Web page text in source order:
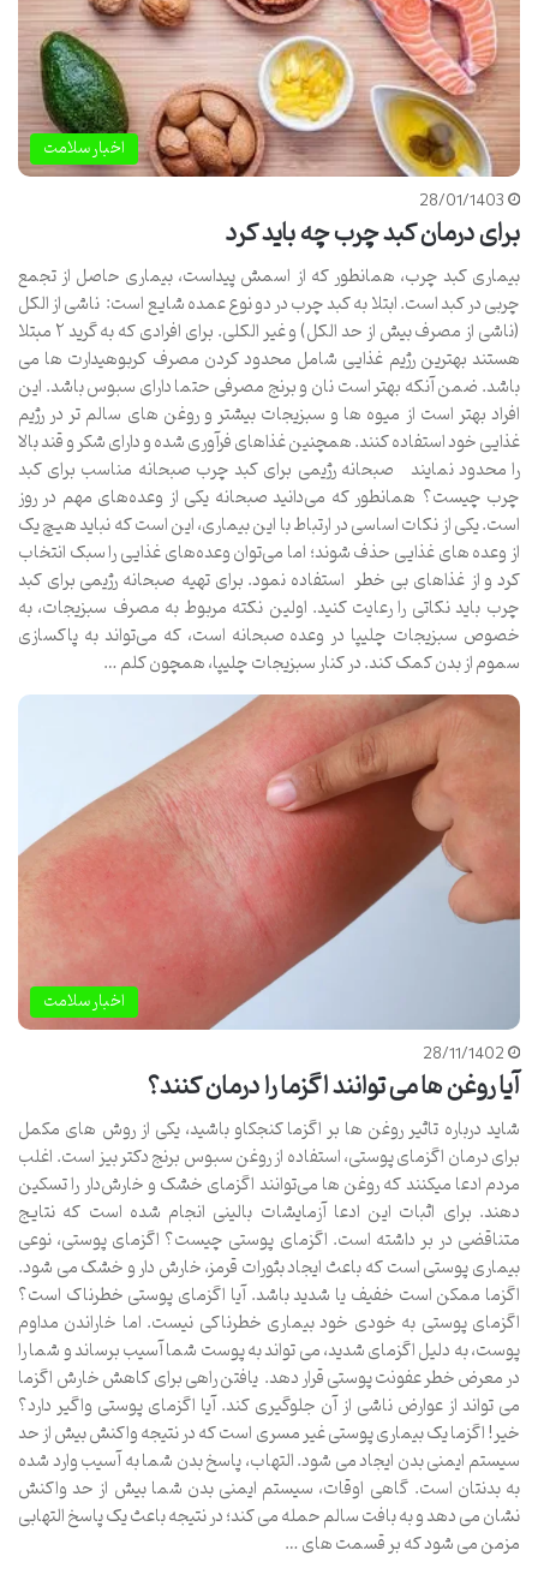
اخبار سلامت
28/01/1403
برای درمان کبد چرب چه باید کرد
بیماری کبد چرب، همانطور که از اسمش پیداست، بیماری حاصل از تجمع
چربی در کبد است. ابتلا به کبد چرب در دو نوع عمده شایع است: ناشی از الکل
(ناشی از مصرف بیش از حد الکل) و غیر الکلی. برای افرادی که به گرید ۲ مبتلا
هستند بهترین رژیم غذایی شامل محدود کردن مصرف کربوهیدارت ها می
باشد. ضمن آنکه بهتر است نان و برنج مصرفی حتما دارای سبوس باشد. این
افراد بهتر است از میوه ها و سبزیجات بیشتر و روغن های سالم تر در رژیم
غذایی خود استفاده کنند. همچنین غذاهای فرآوری شده و دارای شکر و قند بالا
را محدود نمایند صبحانه رژیمی برای کبد چرب صبحانه مناسب برای کبد
چرب چیست؟ همانطور که می‌دانید صبحانه یکی از وعده‌های مهم در روز
است. یکی از نکات اساسی در ارتباط با این بیماری، این است که نباید هیچ یک
از وعده های غذایی حذف شوند؛ اما می‌توان وعده‌های غذایی را سبک انتخاب
کرد و از غذاهای بی خطر استفاده نمود. برای تهیه صبحانه رژیمی برای کبد
چرب باید نکاتی را رعایت کنید. اولین نکته مربوط به مصرف سبزیجات، به
خصوص سبزیجات چلیپا در وعده صبحانه است، که می‌تواند به پاکسازی
سموم از بدن کمک کند. در کنار سبزیجات چلیپا، همچون کلم …
اخبار سلامت
28/11/1402
آیا روغن ها می توانند اگزما را درمان کنند؟
شاید درباره تاثیر روغن ها بر اگزما کنجکاو باشید، یکی از روش های مکمل
برای درمان اگزمای پوستی، استفاده از روغن سبوس برنج دکتر بیز است. اغلب
مردم ادعا میکنند که روغن ها می‌توانند اگزمای خشک و خارش‌دار را تسکین
دهند. برای اثبات این ادعا آزمایشات بالینی انجام شده است که نتایج
متناقضی در بر داشته است. اگزمای پوستی چیست؟ اگزمای پوستی، نوعی
بیماری پوستی است که باعث ایجاد بثورات قرمز، خارش دار و خشک می شود.
اگزما ممکن است خفیف یا شدید باشد. آیا اگزمای پوستی خطرناک است؟
اگزمای پوستی به خودی خود بیماری خطرناکی نیست. اما خاراندن مداوم
پوست، به دلیل اگزمای شدید، می تواند به پوست شما آسیب برساند و شما را
در معرض خطر عفونت پوستی قرار دهد. یافتن راهی برای کاهش خارش اگزما
می تواند از عوارض ناشی از آن جلوگیری کند. آیا اگزمای پوستی واگیر دارد؟
خیر! اگزما یک بیماری پوستی غیر مسری است که در نتیجه واکنش بیش از حد
سیستم ایمنی بدن ایجاد می شود. التهاب، پاسخ بدن شما به آسیب وارد شده
به بدنتان است. گاهی اوقات، سیستم ایمنی بدن شما بیش از حد واکنش
نشان می دهد و به بافت سالم حمله می کند؛ در نتیجه باعث یک پاسخ التهابی
مزمن می شود که بر قسمت های …